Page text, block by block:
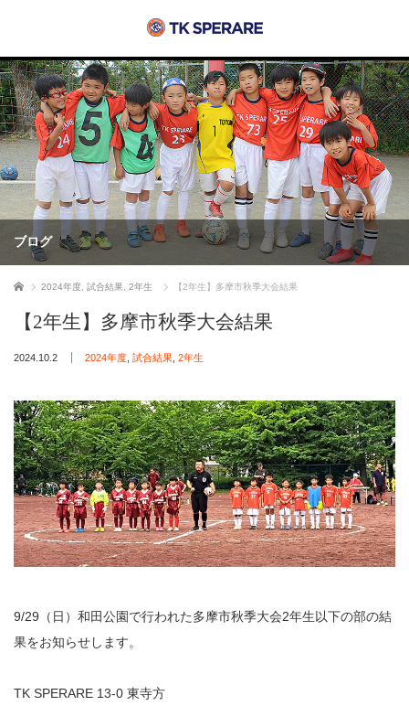
ブログ
ホーム 2024年度 試合結果 2年生 【2年生】多摩市秋季大会結果
【2年生】多摩市秋季大会結果
2024.10.2 2024年度 試合結果 2年生
9/29（日）和田公園で行われた多摩市秋季大会2年生以下の部の結
果をお知らせします。
TK SPERARE 13-0 東寺方